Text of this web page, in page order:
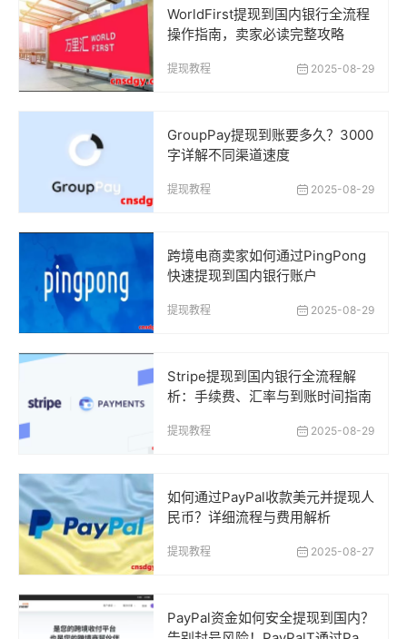
WorldFirst提现到国内银行全流程
操作指南，卖家必读完整攻略
提现教程 2025-08-29
GroupPay提现到账要多久？3000
字详解不同渠道速度
提现教程 2025-08-29
跨境电商卖家如何通过PingPong
快速提现到国内银行账户
提现教程 2025-08-29
Stripe提现到国内银行全流程解
析：手续费、汇率与到账时间指南
提现教程 2025-08-29
如何通过PayPal收款美元并提现人
民币？详细流程与费用解析
提现教程 2025-08-27
PayPal资金如何安全提现到国内？